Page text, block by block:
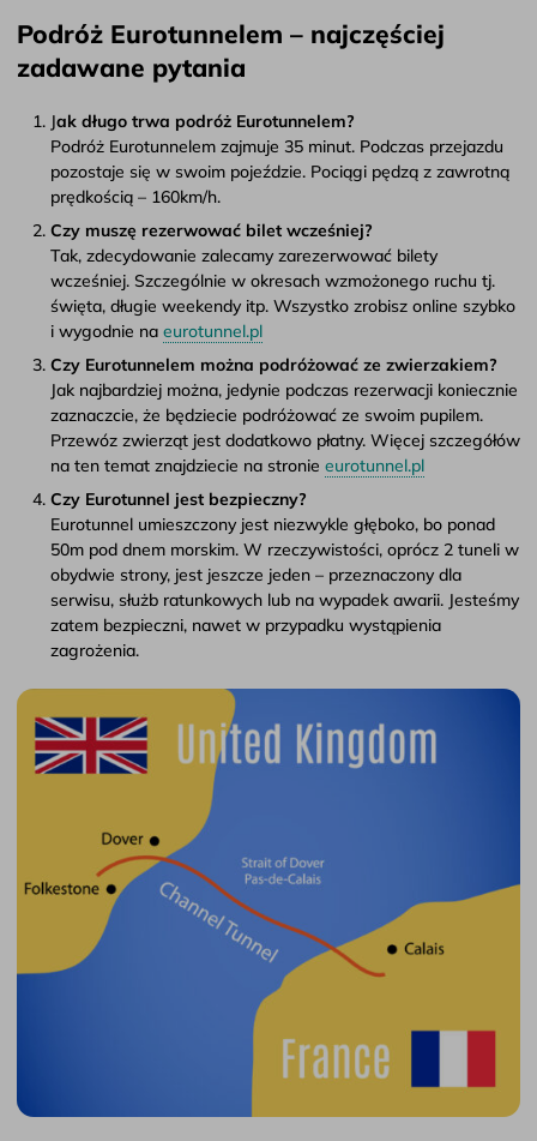
Podróż Eurotunnelem – najczęściej
zadawane pytania
Jak długo trwa podróż Eurotunnelem?
Podróż Eurotunnelem zajmuje 35 minut. Podczas przejazdu
pozostaje się w swoim pojeździe. Pociągi pędzą z zawrotną
prędkością – 160km/h.
Czy muszę rezerwować bilet wcześniej?
Tak, zdecydowanie zalecamy zarezerwować bilety
wcześniej. Szczególnie w okresach wzmożonego ruchu tj.
święta, długie weekendy itp. Wszystko zrobisz online szybko
i wygodnie na eurotunnel.pl
Czy Eurotunnelem można podróżować ze zwierzakiem?
Jak najbardziej można, jedynie podczas rezerwacji koniecznie
zaznaczcie, że będziecie podróżować ze swoim pupilem.
Przewóz zwierząt jest dodatkowo płatny. Więcej szczegółów
na ten temat znajdziecie na stronie eurotunnel.pl
Czy Eurotunnel jest bezpieczny?
Eurotunnel umieszczony jest niezwykle głęboko, bo ponad
50m pod dnem morskim. W rzeczywistości, oprócz 2 tuneli w
obydwie strony, jest jeszcze jeden – przeznaczony dla
serwisu, służb ratunkowych lub na wypadek awarii. Jesteśmy
zatem bezpieczni, nawet w przypadku wystąpienia
zagrożenia.